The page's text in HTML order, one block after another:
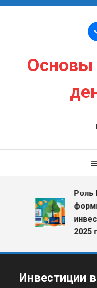
Перейти к содержимому
Основы
Роль
2025
Инвестиции